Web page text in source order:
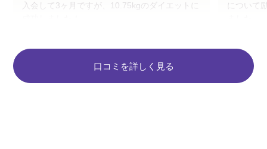
入会して3ヶ月ですが、10.75kgのダイエットに
全く問題ありませんでした。
それに、たまに唐揚げやビーフカツなど高カロ
について
トレーニ
という自
す。
口コミを詳しく見る